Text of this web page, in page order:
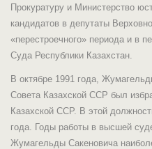
Прокуратуру и Министерство
кандидатов в депутаты
«перестроечного» периода и в
Суда Республики Казахстан.
В октябре 1991 года,
Совета Казахской ССР был
Казахской ССР. В этой
года. Годы работы в высшей
Жумагельды Сакеновича